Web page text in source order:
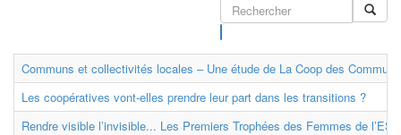
Communs et collectivités locales – Une étude de La Coop des
Les coopératives vont-elles prendre leur part dans les transitions ?
Rendre visible l’invisible... Les Premiers Trophées des Femmes de